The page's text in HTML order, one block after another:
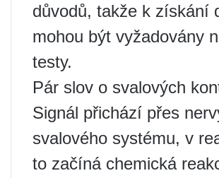
důvodů, takže k získání
mohou být vyžadovány
testy.
Pár slov o svalových
Signál přichází přes
svalového systému, v
to začíná chemická